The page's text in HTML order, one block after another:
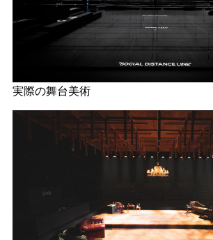
実際の舞台美術